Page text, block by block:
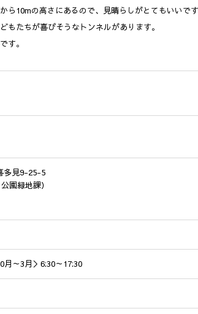
10mの高さにあるので、見晴らしがとてもいいです
もたちが喜びそうなトンネルがあります。
す。
多見9-25-5
園緑地課）
～3月＞6:30～17:30